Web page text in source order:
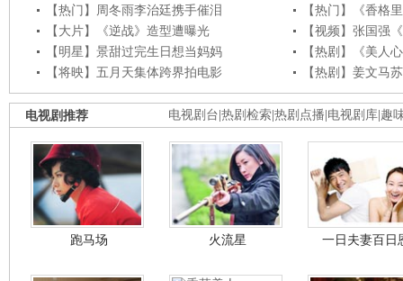
【热门】周冬雨李治廷携手催泪
【热门】《香格
【大片】《逆战》造型遭曝光
【视频】张国强
【明星】景甜过完生日想当妈妈
【热剧】《美人
【将映】五月天集体跨界拍电影
【热剧】姜文马
电视剧台 热剧检索 热剧点播 电视剧库 趣
电视剧推荐
跑马场 火流星 一日夫妻百日